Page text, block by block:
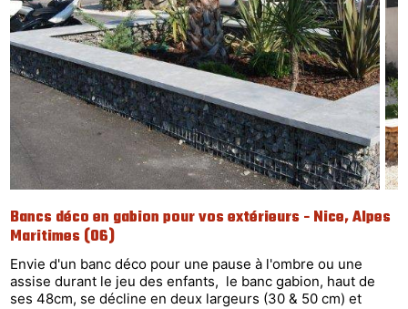
Bancs déco en gabion pour vos extérieurs - Nice, Alpes
Maritimes (06)
Envie d'un banc déco pour une pause à l'ombre ou une
assise durant le jeu des enfants, le banc gabion, haut de
ses 48cm, se décline en deux largeurs (30 & 50 cm) et